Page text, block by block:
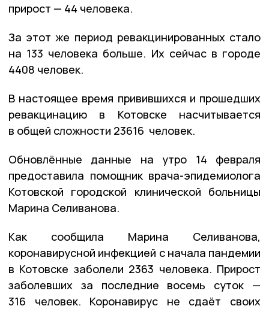
прирост — 44 человека.
За этот же период ревакцинированных стало
на 133 человека больше. Их сейчас в городе
4408 человек.
В настоящее время привившихся и прошедших
ревакцинацию в Котовске насчитывается
в общей сложности 23616 человек.
Обновлённые данные на утро 14 февраля
предоставила помощник врача-эпидемиолога
Котовской городской клинической больницы
Марина Селиванова.
Как сообщила Марина Селиванова,
коронавирусной инфекцией с начала пандемии
в Котовске заболели 2363 человека. Прирост
заболевших за последние восемь суток —
316 человек. Коронавирус не сдаёт своих